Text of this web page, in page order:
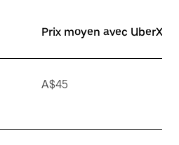
Prix moyen avec UberX*
A$45